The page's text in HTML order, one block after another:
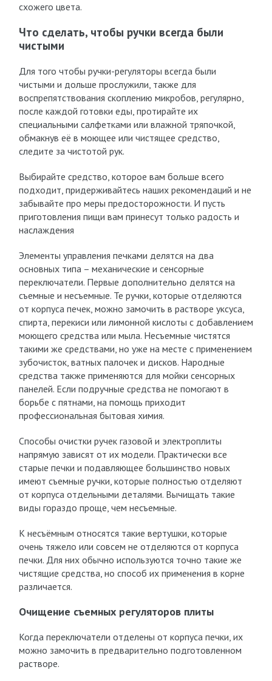
схожего цвета.
Что сделать, чтобы ручки всегда были
чистыми
Для того чтобы ручки-регуляторы всегда были
чистыми и дольше прослужили, также для
воспрепятствования скоплению микробов, регулярно,
после каждой готовки еды, протирайте их
специальными салфетками или влажной тряпочкой,
обмакнув её в моющее или чистящее средство,
следите за чистотой рук.
Выбирайте средство, которое вам больше всего
подходит, придерживайтесь наших рекомендаций и не
забывайте про меры предосторожности. И пусть
приготовления пищи вам принесут только радость и
наслаждения
Элементы управления печками делятся на два
основных типа – механические и сенсорные
переключатели. Первые дополнительно делятся на
съемные и несъемные. Те ручки, которые отделяются
от корпуса печек, можно замочить в растворе уксуса,
спирта, перекиси или лимонной кислоты с добавлением
моющего средства или мыла. Несъемные чистятся
такими же средствами, но уже на месте с применением
зубочисток, ватных палочек и дисков. Народные
средства также применяются для мойки сенсорных
панелей. Если подручные средства не помогают в
борьбе с пятнами, на помощь приходит
профессиональная бытовая химия.
Способы очистки ручек газовой и электроплиты
напрямую зависят от их модели. Практически все
старые печки и подавляющее большинство новых
имеют съемные ручки, которые полностью отделяют
от корпуса отдельными деталями. Вычищать такие
виды гораздо проще, чем несъемные.
К несъёмным относятся такие вертушки, которые
очень тяжело или совсем не отделяются от корпуса
печки. Для них обычно используются точно такие же
чистящие средства, но способ их применения в корне
различается.
Очищение съемных регуляторов плиты
Когда переключатели отделены от корпуса печки, их
можно замочить в предварительно подготовленном
растворе.